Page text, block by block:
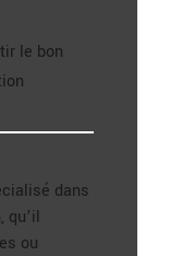
le bon
dans
qu’il
ou